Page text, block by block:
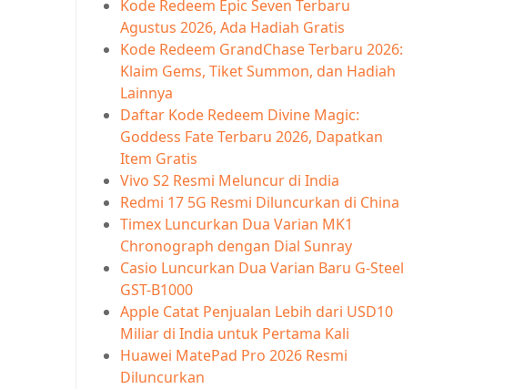
Kode Redeem Epic Seven Terbaru
Agustus 2026, Ada Hadiah Gratis
Kode Redeem GrandChase Terbaru 2026:
Klaim Gems, Tiket Summon, dan Hadiah
Lainnya
Daftar Kode Redeem Divine Magic:
Goddess Fate Terbaru 2026, Dapatkan
Item Gratis
Vivo S2 Resmi Meluncur di India
Redmi 17 5G Resmi Diluncurkan di China
Timex Luncurkan Dua Varian MK1
Chronograph dengan Dial Sunray
Casio Luncurkan Dua Varian Baru G-Steel
GST-B1000
Apple Catat Penjualan Lebih dari USD10
Miliar di India untuk Pertama Kali
Huawei MatePad Pro 2026 Resmi
Diluncurkan